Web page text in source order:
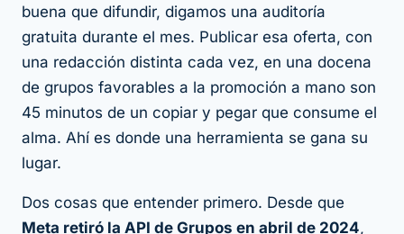
buena que difundir, digamos una auditoría
gratuita durante el mes. Publicar esa oferta, con
una redacción distinta cada vez, en una docena
de grupos favorables a la promoción a mano son
45 minutos de un copiar y pegar que consume el
alma. Ahí es donde una herramienta se gana su
lugar.
Dos cosas que entender primero. Desde que
Meta retiró la API de Grupos en abril de 2024,